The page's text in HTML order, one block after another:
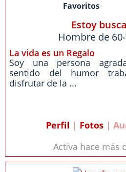
Favoritos
Estoy
Hombre de
La vida es un Regalo
Soy una persona
sentido del humor
disfrutar de la ...
Perfil | Fotos|
Activa hace más